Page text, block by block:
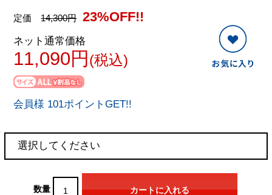
定価14,300円 23%OFF!!
ネット通常価格
11,090円 (税込)
会員様 101ポイントGET!!
数量